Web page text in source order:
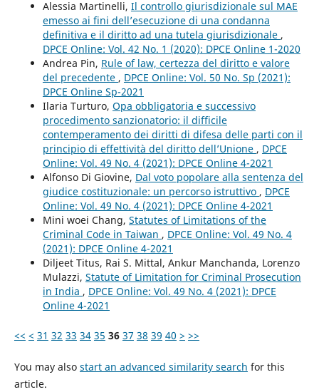
Alessia Martinelli, Il controllo giurisdizionale sul MAE
emesso ai fini dell’esecuzione di una condanna
definitiva e il diritto ad una tutela giurisdizionale ,
DPCE Online: Vol. 42 No. 1 (2020): DPCE Online 1-2020
Andrea Pin, Rule of law, certezza del diritto e valore
del precedente , DPCE Online: Vol. 50 No. Sp (2021):
DPCE Online Sp-2021
Ilaria Turturo, Opa obbligatoria e successivo
procedimento sanzionatorio: il difficile
contemperamento dei diritti di difesa delle parti con il
principio di effettività del diritto dell’Unione , DPCE
Online: Vol. 49 No. 4 (2021): DPCE Online 4-2021
Alfonso Di Giovine, Dal voto popolare alla sentenza del
giudice costituzionale: un percorso istruttivo , DPCE
Online: Vol. 49 No. 4 (2021): DPCE Online 4-2021
Mini woei Chang, Statutes of Limitations of the
Criminal Code in Taiwan , DPCE Online: Vol. 49 No. 4
(2021): DPCE Online 4-2021
Diljeet Titus, Rai S. Mittal, Ankur Manchanda, Lorenzo
Mulazzi, Statute of Limitation for Criminal Prosecution
in India , DPCE Online: Vol. 49 No. 4 (2021): DPCE
Online 4-2021
<< < 31 32 33 34 35 36 37 38 39 40 > >>
You may also start an advanced similarity search for this
article.